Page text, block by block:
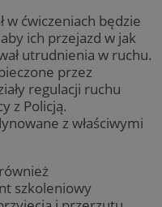
w ćwiczeniach będzie
ich przejazd w jak
utrudnienia w ruchu.
przez
regulacji ruchu
z Policją.
z właściwymi
szkoleniowy